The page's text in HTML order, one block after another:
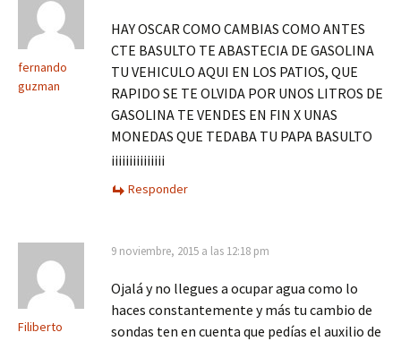
fernando
guzman
HAY OSCAR COMO CAMBIAS COMO ANTES
CTE BASULTO TE ABASTECIA DE GASOLINA
TU VEHICULO AQUI EN LOS PATIOS, QUE
RAPIDO SE TE OLVIDA POR UNOS LITROS DE
GASOLINA TE VENDES EN FIN X UNAS
MONEDAS QUE TEDABA TU PAPA BASULTO
¡¡¡¡¡¡¡¡¡¡¡¡¡¡¡
Responder
Filiberto
9 noviembre, 2015 a las 12:18 pm
Ojalá y no llegues a ocupar agua como lo
haces constantemente y más tu cambio de
sondas ten en cuenta que pedías el auxilio de